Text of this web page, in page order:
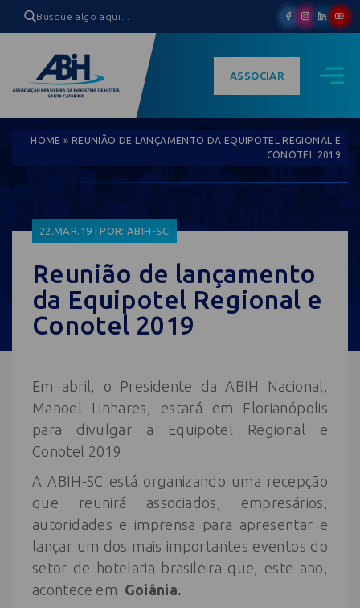
ASSOCIAR
HOME » REUNIÃO DE LANÇAMENTO DA EQUIPOTEL REGIONAL E
CONOTEL 2019
22.MAR.19 | POR: ABIH-SC
Reunião de lançamento
da Equipotel Regional e
Conotel 2019
Em abril, o Presidente da ABIH Nacional,
Manoel Linhares, estará em Florianópolis
para divulgar a Equipotel Regional e
Conotel 2019
A ABIH-SC está organizando uma recepção
que reunirá associados, empresários,
autoridades e imprensa para apresentar e
lançar um dos mais importantes eventos do
setor de hotelaria brasileira que, este ano,
acontece em Goiânia.